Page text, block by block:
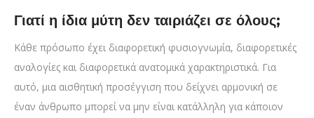
Γιατί η ίδια μύτη δεν ταιριάζει σε όλους;
Κάθε πρόσωπο έχει διαφορετική φυσιογνωμία, διαφορετικές
αναλογίες και διαφορετικά ανατομικά χαρακτηριστικά. Για
αυτό, μια αισθητική προσέγγιση που δείχνει αρμονική σε
έναν άνθρωπο μπορεί να μην είναι κατάλληλη για κάποιον